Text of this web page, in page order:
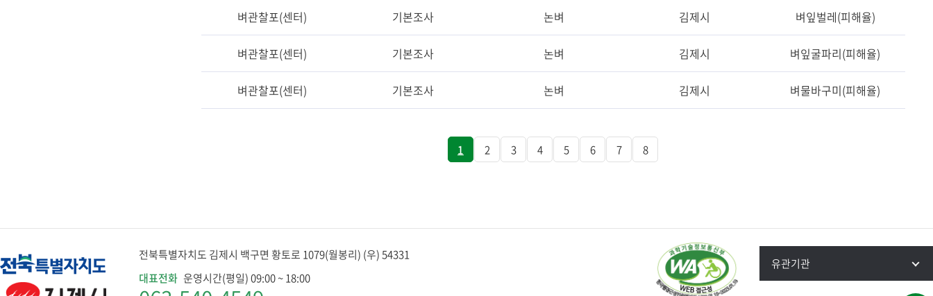
벼관찰포(센터) 기본조사 논벼 김제시 벼잎벌레(피해율)
벼관찰포(센터) 기본조사 논벼 김제시 벼잎굴파리(피해율)
벼관찰포(센터) 기본조사 논벼 김제시 벼물바구미(피해율)
1 2 3 4 5 6 7 8
유관기관
전북특별자치도 김제시 백구면 황토로 1079(월봉리) (우) 54331
대표전화 운영시간(평일) 09:00 ~ 18:00